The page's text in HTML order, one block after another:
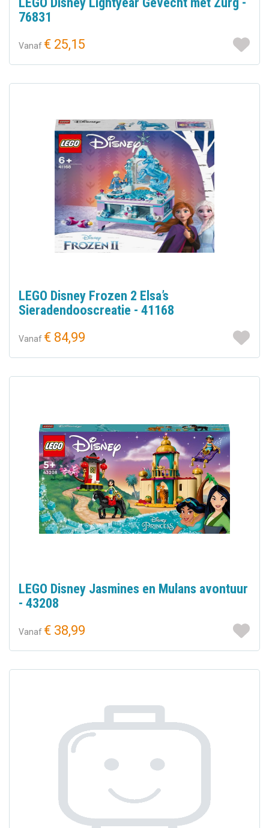
76831
Vanaf € 25,15
LEGO Disney Frozen 2 Elsa’s
Sieradendooscreatie - 41168
Vanaf € 84,99
LEGO Disney Jasmines en Mulans avontuur
- 43208
Vanaf € 38,99